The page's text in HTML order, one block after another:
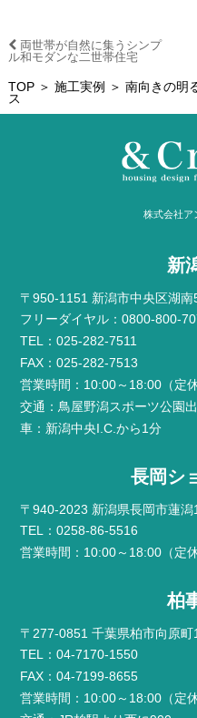
両世帯が自然に集うシンプ
ル和モダンな二世帯住宅
TOP＞ 施工実例
＞ 南向きの明
ス
株式会社ア
新
〒950-1151 新潟市中央区湖南
フリーダイヤル：0800-800-
TEL：025-282-7511
FAX：025-282-7513
営業時間：10:00～18:00（定
交通：鳥屋野潟スポーツ公園
車：新潟中央I.C.から1分
長岡シ
〒940-2023 新潟県長岡市蓮
TEL：0258-86-5516
営業時間：10:00～18:00（定
柏
〒277-0851 千葉県柏市向原
TEL：04-7170-1550
FAX：04-7199-8655
営業時間：10:00～18:00（定